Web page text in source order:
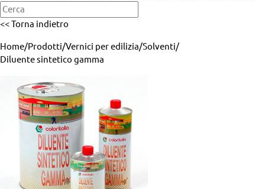
<< Torna indietro
Home/Prodotti/Vernici per edilizia/Solventi/
Diluente sintetico gamma